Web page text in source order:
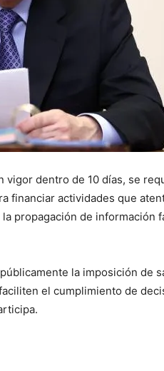
dentro de 10 días, se
financiar actividades que
propagación de información
la imposición de
el cumplimiento de